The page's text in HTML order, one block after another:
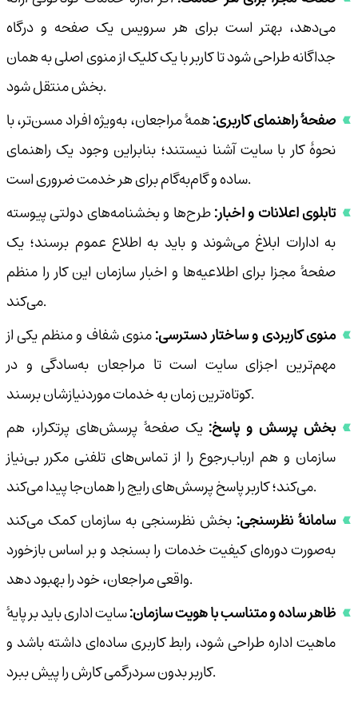
می‌دهد، بهتر است برای هر سرویس یک صفحه و درگاه
جداگانه طراحی شود تا کاربر با یک کلیک از منوی اصلی به همان
بخش منتقل شود.
صفحهٔ راهنمای کاربری:همهٔ مراجعان، به‌ویژه افراد مسن‌تر، با
نحوهٔ کار با سایت آشنا نیستند؛ بنابراین وجود یک راهنمای
ساده و گام‌به‌گام برای هر خدمت ضروری است.
تابلوی اعلانات و اخبار:طرح‌ها و بخشنامه‌های دولتی پیوسته
به ادارات ابلاغ می‌شوند و باید به اطلاع عموم برسند؛ یک
صفحهٔ مجزا برای اطلاعیه‌ها و اخبار سازمان این کار را منظم
می‌کند.
منوی کاربردی و ساختار دسترسی:منوی شفاف و منظم یکی از
مهم‌ترین اجزای سایت است تا مراجعان به‌سادگی و در
کوتاه‌ترین زمان به خدمات موردنیازشان برسند.
بخش پرسش و پاسخ: یک صفحهٔ پرسش‌های پرتکرار، هم
سازمان و هم ارباب‌رجوع را از تماس‌های تلفنی مکرر بی‌نیاز
می‌کند؛ کاربر پاسخ پرسش‌های رایج را همان‌جا پیدا می‌کند.
سامانهٔ نظرسنجی: بخش نظرسنجی به سازمان کمک می‌کند
به‌صورت دوره‌ای کیفیت خدمات را بسنجد و بر اساس بازخورد
واقعی مراجعان، خود را بهبود دهد.
ظاهر ساده و متناسب با هویت سازمان:سایت اداری باید بر پایهٔ
ماهیت اداره طراحی شود، رابط کاربری ساده‌ای داشته باشد و
کاربر بدون سردرگمی کارش را پیش ببرد.